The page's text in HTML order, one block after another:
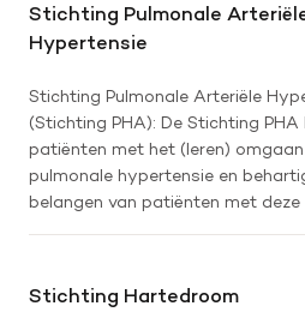
Stichting Pulmonale
Hypertensie
Stichting Pulmonale Arteriële
(Stichting PHA): De Stichting PHA
patiënten met het (leren)
pulmonale hypertensie en
belangen van patiënten met deze
Stichting Hartedroom